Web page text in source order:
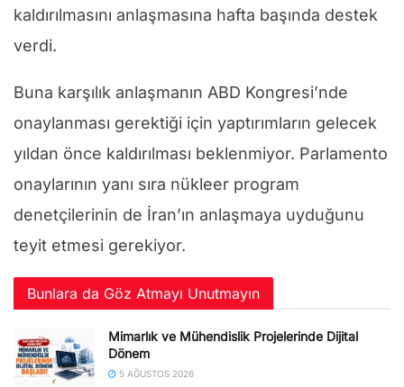
kaldırılmasını anlaşmasına hafta başında destek
verdi.
Buna karşılık anlaşmanın ABD Kongresi’nde
onaylanması gerektiği için yaptırımların gelecek
yıldan önce kaldırılması beklenmiyor. Parlamento
onaylarının yanı sıra nükleer program
denetçilerinin de İran’ın anlaşmaya uyduğunu
teyit etmesi gerekiyor.
Bunlara da Göz Atmayı Unutmayın
Mimarlık ve Mühendislik Projelerinde Dijital
Dönem
5 AĞUSTOS 2026